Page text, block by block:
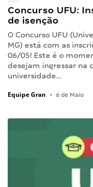
Concurso UFU:
de isenção
O Concurso UFU
MG) está com as
06/05! Este é o
desejam ingressar na
universidade…
Equipe Gran • 6 de Maio